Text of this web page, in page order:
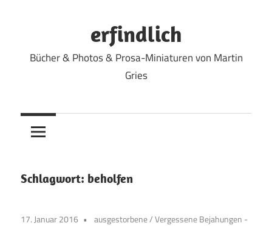
erfindlich
Bücher & Photos & Prosa-Miniaturen von Martin
Gries
Schlagwort: beholfen
17. Januar 2016 ausgestorbene/Vergessene Bejahungen -